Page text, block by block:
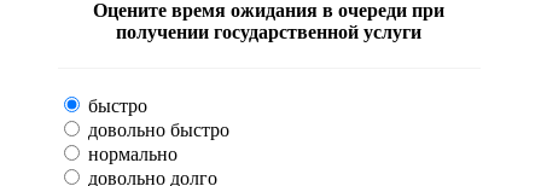
Оцените время ожидания в очереди при
получении государственной услуги
быстро
довольно быстро
нормально
довольно долго